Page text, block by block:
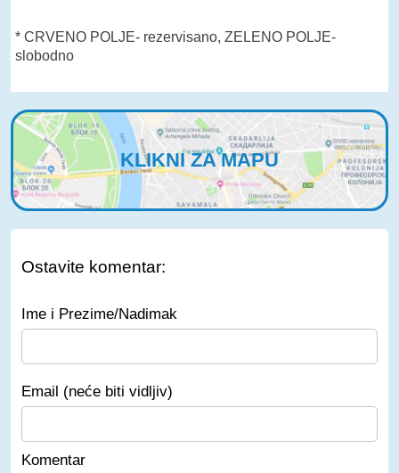
* CRVENO POLJE- rezervisano, ZELENO POLJE-
slobodno
KLIKNI ZA MAPU
Ostavite komentar:
Ime i Prezime/Nadimak
Email (neće biti vidljiv)
Komentar